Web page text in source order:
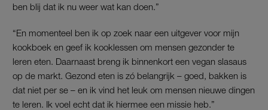
ben blij dat ik nu weer wat kan doen.”
“En momenteel ben ik op zoek naar een uitgever voor mijn
kookboek en geef ik kooklessen om mensen gezonder te
leren eten. Daarnaast breng ik binnenkort een vegan slasaus
op de markt. Gezond eten is zó belangrijk – goed, bakken is
dat niet per se – en ik vind het leuk om mensen nieuwe dingen
te leren. Ik voel echt dat ik hiermee een missie heb.”